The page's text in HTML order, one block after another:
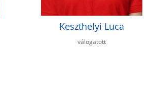
Keszthelyi Luca
válogatott